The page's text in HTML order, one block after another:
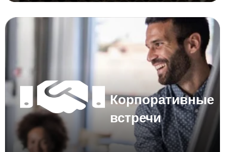
Корпоративные
встречи